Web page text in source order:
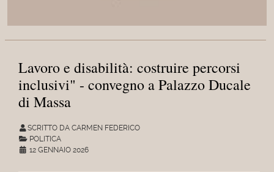
Lavoro e disabilità: costruire percorsi
inclusivi" - convegno a Palazzo Ducale
di Massa
SCRITTO DA CARMEN FEDERICO
POLITICA
12 GENNAIO 2026